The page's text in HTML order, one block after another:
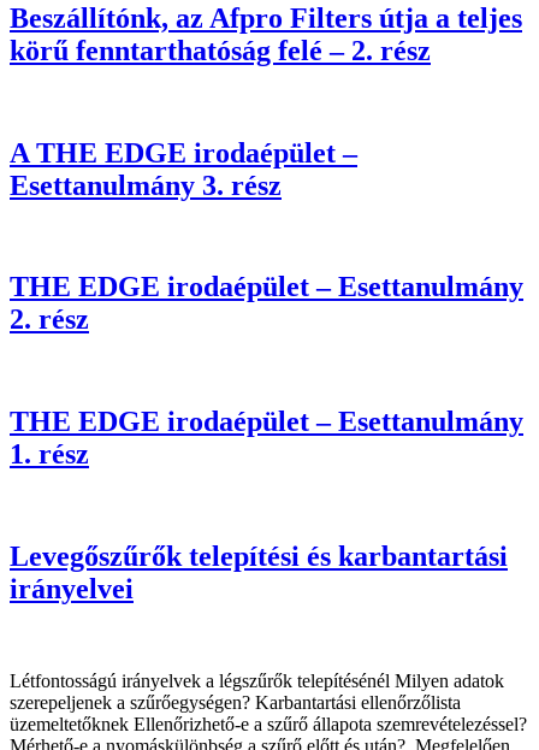
Beszállítónk, az Afpro Filters útja a teljes
körű fenntarthatóság felé – 2. rész
A THE EDGE irodaépület –
Esettanulmány 3. rész
THE EDGE irodaépület – Esettanulmány
2. rész
THE EDGE irodaépület – Esettanulmány
1. rész
Levegőszűrők telepítési és karbantartási
irányelvei
Létfontosságú irányelvek a légszűrők telepítésénél Milyen adatok
szerepeljenek a szűrőegységen? Karbantartási ellenőrzőlista
üzemeltetőknek Ellenőrizhető-e a szűrő állapota szemrevételezéssel?
Mérhető-e a nyomáskülönbség a szűrő előtt és után? Megfelelően